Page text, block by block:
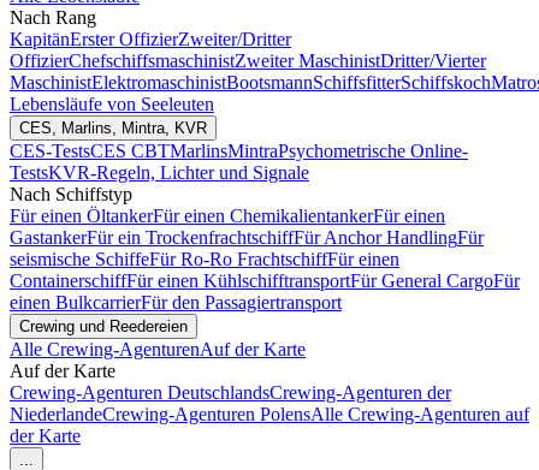
Nach Rang
KapitänErster OffizierZweiter/Dritter
OffizierChefschiffsmaschinistZweiter MaschinistDritter/Vierter
MaschinistElektromaschinistBootsmannSchiffsfitterSchiffskoch
Lebensläufe von Seeleuten
CES, Marlins, Mintra, KVR
CES-TestsCES CBTMarlinsMintraPsychometrische Online-
TestsKVR-Regeln, Lichter und Signale
Nach Schiffstyp
Für einen ÖltankerFür einen ChemikalientankerFür einen
GastankerFür ein TrockenfrachtschiffFür Anchor HandlingFür
seismische SchiffeFür Ro-Ro FrachtschiffFür einen
ContainerschiffFür einen KühlschifftransportFür General CargoFür
einen BulkcarrierFür den Passagiertransport
Crewing und Reedereien
Alle Crewing-AgenturenAuf der Karte
Auf der Karte
Crewing-Agenturen DeutschlandsCrewing-Agenturen der
NiederlandeCrewing-Agenturen PolensAlle Crewing-Agenturen auf
der Karte
...